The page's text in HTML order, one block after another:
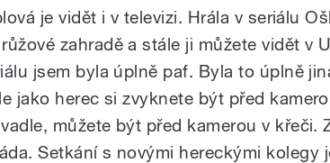
je vidět i v televizi. Hrála v seriálu
zahradě a stále ji můžete vidět v
jsem byla úplně paf. Byla to úplně
jako herec si zvyknete být před
můžete být před kamerou v křeči.
Setkání s novými hereckými kolegy